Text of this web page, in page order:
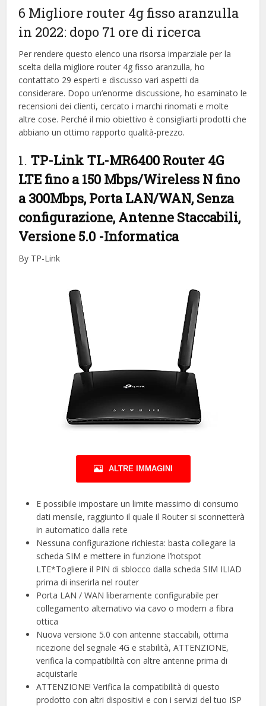
6 Migliore router 4g fisso aranzulla
in 2022: dopo 71 ore di ricerca
Per rendere questo elenco una risorsa imparziale per la
scelta della migliore router 4g fisso aranzulla, ​​ho
contattato 29 esperti e discusso vari aspetti da
considerare. Dopo un’enorme discussione, ho esaminato le
recensioni dei clienti, cercato i marchi rinomati e molte
altre cose. Perché il mio obiettivo è consigliarti prodotti che
abbiano un ottimo rapporto qualità-prezzo.
1. TP-Link TL-MR6400 Router 4G
LTE fino a 150 Mbps/Wireless N fino
a 300Mbps, Porta LAN/WAN, Senza
configurazione, Antenne Staccabili,
Versione 5.0 -Informatica
By TP-Link
ALTRE IMMAGINI
E possibile impostare un limite massimo di consumo
dati mensile, raggiunto il quale il Router si sconnetterà
in automatico dalla rete
Nessuna configurazione richiesta: basta collegare la
scheda SIM e mettere in funzione l’hotspot
LTE*Togliere il PIN di sblocco dalla scheda SIM ILIAD
prima di inserirla nel router
Porta LAN / WAN liberamente configurabile per
collegamento alternativo via cavo o modem a fibra
ottica
Nuova versione 5.0 con antenne staccabili, ottima
ricezione del segnale 4G e stabilità, ATTENZIONE,
verifica la compatibilità con altre antenne prima di
acquistarle
ATTENZIONE! Verifica la compatibilità di questo
prodotto con altri dispositivi e con i servizi del tuo ISP